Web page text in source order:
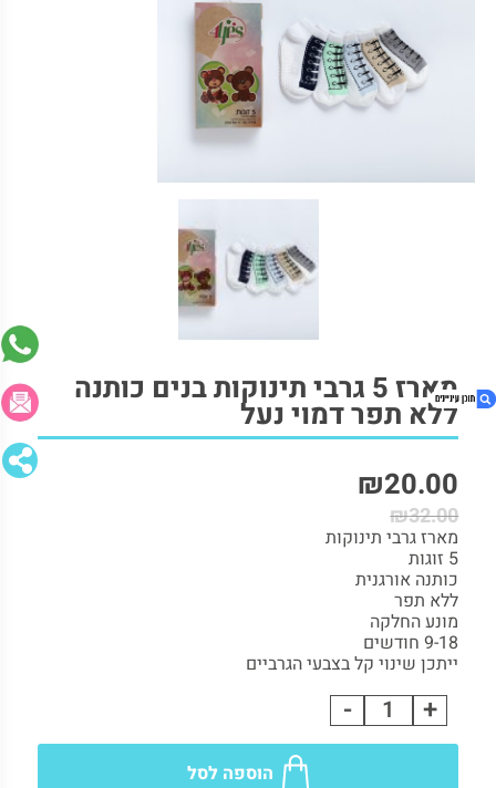
1. מארז 5 גרבי תינוקות בנים כותנה ללא תפר
דמוי נעל
מארז 5 גרבי תינוקות בנים כותנה
ללא תפר דמוי נעל
₪32.00
₪20.00
מארז גרבי תינוקות
5 זוגות
כותנה אורגנית
ללא תפר
מונע החלקה
9-18 חודשים
ייתכן שינוי קל בצבעי הגרביים
מארז
5
+
-
הוספה לסל